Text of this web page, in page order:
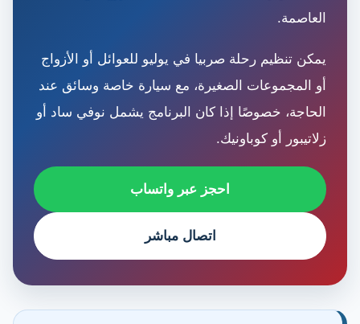
العاصمة.
يمكن تنظيم رحلة صربيا في يوليو للعوائل أو الأزواج
أو المجموعات الصغيرة، مع سيارة خاصة وسائق عند
الحاجة، خصوصًا إذا كان البرنامج يشمل نوفي ساد أو
زلاتيبور أو كوباونيك.
احجز عبر واتساب
اتصال مباشر